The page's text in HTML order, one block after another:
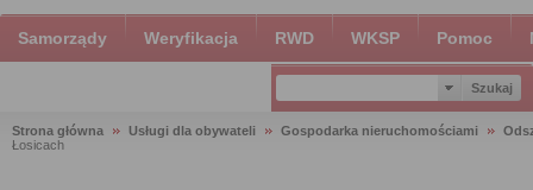
Samorządy Weryfikacja RWD WKSP Pomoc
Strona główna Usługi dla obywateli Gospodarka nieruchomościami
Łosicach